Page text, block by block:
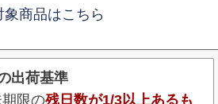
商品はこちら
出荷基準
限の残日数が1/3以上あるも